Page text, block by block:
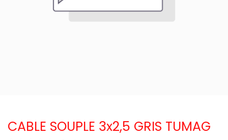
CABLE SOUPLE 3x2,5 GRIS TUMAG